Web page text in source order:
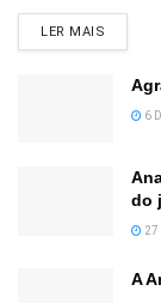
LER MAIS
6
do
27
A